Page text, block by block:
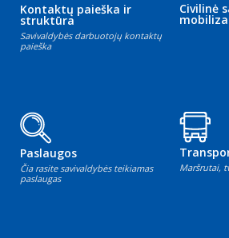
Kontaktų paieška ir
struktūra
Savivaldybės darbuotojų kontaktų
paieška
Civilinė
Paslaugos
Čia rasite savivaldybės teikiamas
paslaugas
Maršrutai,